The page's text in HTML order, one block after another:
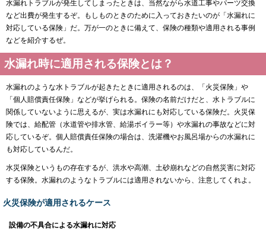
水漏れトラブルが発生してしまったときは、当然ながら水道工事やパーツ交換
など出費が発生するぞ。もしものときのために入っておきたいのが「水漏れに
対応している保険」だ。万が一のときに備えて、保険の種類や適用される事例
などを紹介するぜ。
水漏れ時に適用される保険とは？
水漏れのような水トラブルが起きたときに適用されるのは、「火災保険」や
「個人賠償責任保険」などが挙げられる。保険の名前だけだと、水トラブルに
関係していないように思えるが、実は水漏れにも対応している保険だ。火災保
険では、給配管（水道管や排水管、給湯ボイラー等）や水漏れの事故などに対
応しているぞ。個人賠償責任保険の場合は、洗濯機やお風呂場からの水漏れに
も対応しているんだ。
水災保険というもの存在するが、洪水や高潮、土砂崩れなどの自然災害に対応
する保険。水漏れのようなトラブルには適用されないから、注意してくれよ。
火災保険が適用されるケース
設備の不具合による水漏れに対応